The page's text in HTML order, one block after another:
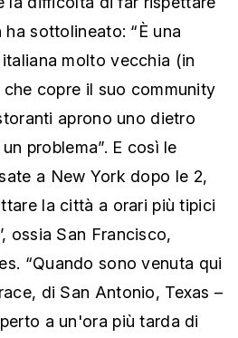
sottolineato: “È una
molto vecchia (in
copre il suo community
aprono uno dietro
problema”. E così le
a New York dopo le 2,
la città a orari più tipici
ossia San Francisco,
“Quando sono venuta qui
di San Antonio, Texas –
a un'ora più tarda di